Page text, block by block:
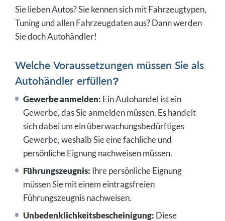
Sie lieben Autos? Sie kennen sich mit Fahrzeugtypen,
Tuning und allen Fahrzeugdaten aus? Dann werden
Sie doch Autohändler!
Welche Voraussetzungen müssen Sie als
Autohändler erfüllen?
Gewerbe anmelden: Ein Autohandel ist ein
Gewerbe, das Sie anmelden müssen. Es handelt
sich dabei um ein überwachungsbedürftiges
Gewerbe, weshalb Sie eine fachliche und
persönliche Eignung nachweisen müssen.
Führungszeugnis: Ihre persönliche Eignung
müssen Sie mit einem eintragsfreien
Führungszeugnis nachweisen.
Unbedenklichkeitsbescheinigung: Diese